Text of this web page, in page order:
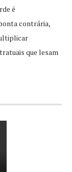
é
contrária,
que lesam